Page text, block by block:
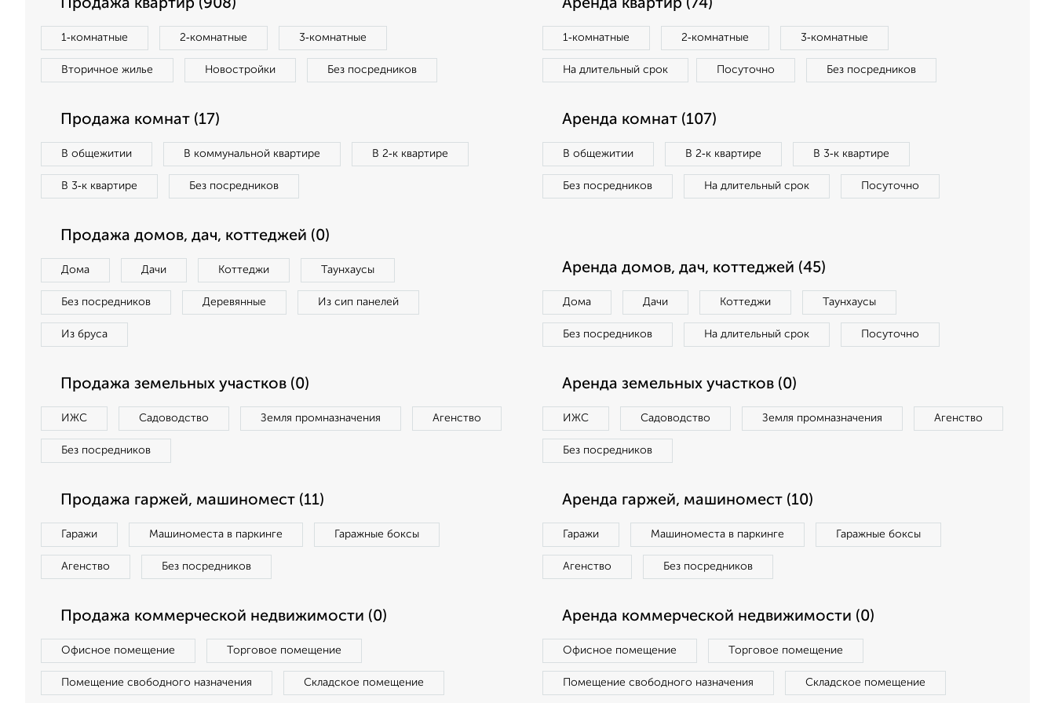
Продажа квартир (908)
1‑комнатные 2‑комнатные 3‑комнатные
Вторичное жилье Новостройки Без посредников
Аренда квартир (74)
1‑комнатные 2‑комнатные 3‑комнатные
На длительный срок Посуточно Без посредников
Продажа комнат (17)
В общежитии В коммунальной квартире В 2‑к квартире
В 3‑к квартире Без посредников
Аренда комнат (107)
В общежитии В 2‑к квартире В 3‑к квартире
Без посредников На длительный срок Посуточно
Продажа домов, дач, коттеджей (0)
Дома Дачи Коттеджи Таунхаусы
Без посредников Деревянные Из сип панелей
Из бруса
Аренда домов, дач, коттеджей (45)
Дома Дачи Коттеджи Таунхаусы
Без посредников На длительный срок Посуточно
Продажа земельных участков (0)
ИЖС Садоводство Земля промназначения Агенство
Без посредников
Аренда земельных участков (0)
ИЖС Садоводство Земля промназначения Агенство
Без посредников
Продажа гаржей, машиномест (11)
Гаражи Машиноместа в паркинге Гаражные боксы
Агенство Без посредников
Аренда гаржей, машиномест (10)
Гаражи Машиноместа в паркинге Гаражные боксы
Агенство Без посредников
Продажа коммерческой недвижимости (0)
Офисное помещение Торговое помещение
Помещение свободного назначения Складское помещение
Аренда коммерческой недвижимости (0)
Офисное помещение Торговое помещение
Помещение свободного назначения Складское помещение